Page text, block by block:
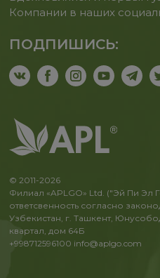
Компании в наших
ПОДПИШИСЬ:
© 2011-2026
Филиал «APLGO» Ltd. ("Эй Пи Эл
ответсвенность согласно
Узбекистан, г. Ташкент,
квартал, дом 64Б
+998712596100 info@aplgo.com